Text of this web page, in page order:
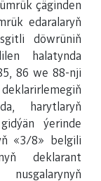
çäginden
edaralaryň
döwrüniň
halatynda
86 we 88-nji
harytlaryň
ýerinde
«3/8» belgili
deklarant